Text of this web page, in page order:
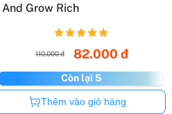
And Grow Rich
110.000 đ 82.000 đ
Còn lại 5
Còn hàng
Thêm vào giỏ hàng